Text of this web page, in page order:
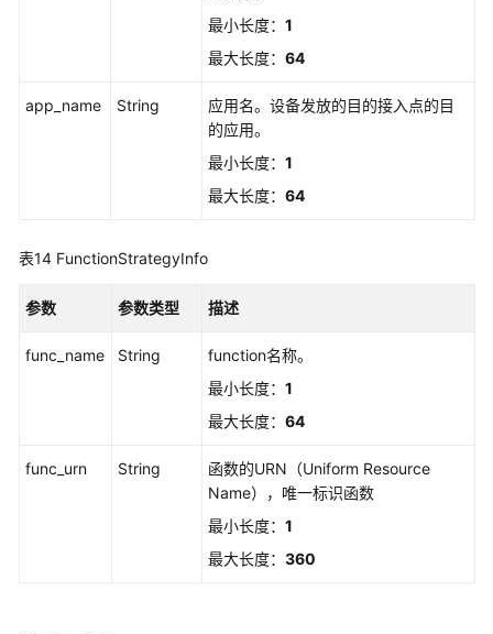
最小长度： 1
最大长度： 64
app_name String
应用名。设备发放的目的接入点的目
的应用。
最小长度： 1
最大长度： 64
表14 FunctionStrategyInfo
参数 参数类型 描述
func_name String
function名称。
最小长度： 1
最大长度： 64
func_urn String
函数的URN（Uniform Resource
Name），唯一标识函数
最小长度： 1
最大长度： 360